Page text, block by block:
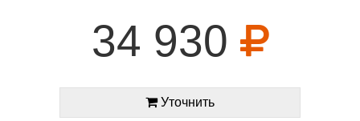
34 930
Уточнить